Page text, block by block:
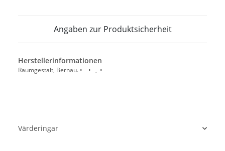
Angaben zur Produktsicherheit
Herstellerinformationen
Raumgestalt, Bernau. • • , •
Värderingar